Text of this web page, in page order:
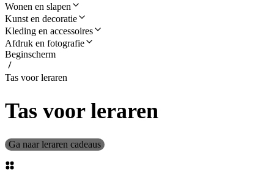
Wonen en slapen
Kunst en decoratie
Kleding en accessoires
Afdruk en fotografie
Beginscherm
Tas voor leraren
Tas voor leraren
Ga naar leraren cadeaus